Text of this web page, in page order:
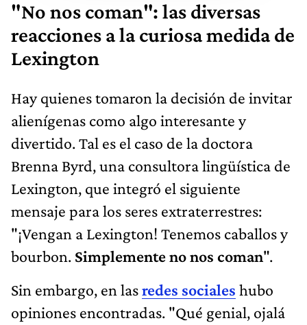
"No nos coman": las diversas
reacciones a la curiosa medida de
Lexington
Hay quienes tomaron la decisión de invitar
alienígenas como algo interesante y
divertido. Tal es el caso de la doctora
Brenna Byrd, una consultora lingüística de
Lexington, que integró el siguiente
mensaje para los seres extraterrestres:
"¡Vengan a Lexington! Tenemos caballos y
bourbon. Simplemente no nos coman".
Sin embargo, en lasredes sociales hubo
opiniones encontradas. "Qué genial, ojalá